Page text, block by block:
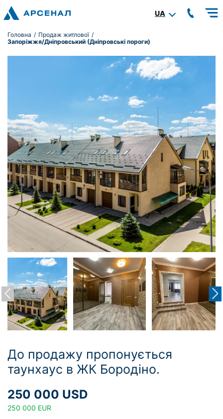
UA
Головна / Продаж житлової /
Запоріжжя/Дніпровський (Дніпровські пороги)
До продажу пропонується
таунхаус в ЖК Бородіно.
250 000 USD
250 000 EUR